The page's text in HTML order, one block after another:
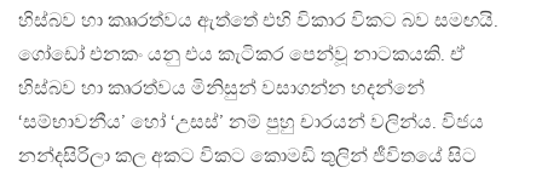
හිස්බව හා කෘෘරත්වය ඇත්තේ එහි විකාර විකට බව සමඟයි.
ගෝඩෝ එනකං යනු එය කැටිකර පෙන්වූ නාටකයකි. ඒ
හිස්බව හා කෘරත්වය මිනිසුන් වසාගන්න හදන්නේ
‘සම්භාවනීය’ හෝ ‘උසස්’ නම් පුහු චාරයන් වලින්ය. විජය
නන්දසිරිලා කල අකට විකට කොමඩි තුලින් ජීවිතයේ සිට